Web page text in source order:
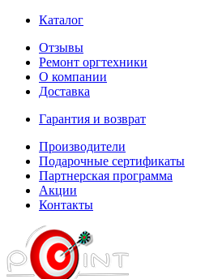
Каталог
Отзывы
Ремонт оргтехники
О компании
Доставка
Гарантия и возврат
Производители
Подарочные сертификаты
Партнерская программа
Акции
Контакты